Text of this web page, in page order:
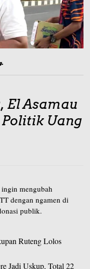
El Asamau
Uang
mengubah
dengan ngamen di
publik.
Ruteng Lolos
Jadi Uskup, Total 22